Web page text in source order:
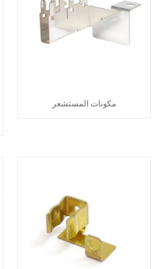
مكونات المستشعر